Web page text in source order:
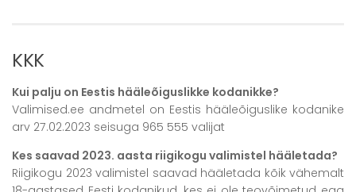
KKK
Kui palju on Eestis hääleõiguslikke kodanikke?
Valimised.ee andmetel on Eestis hääleõiguslike kodanike
arv 27.02.2023 seisuga 965 555 valijat
Kes saavad 2023. aasta riigikogu valimistel hääletada?
Riigikogu 2023 valimistel saavad hääletada kõik vähemalt